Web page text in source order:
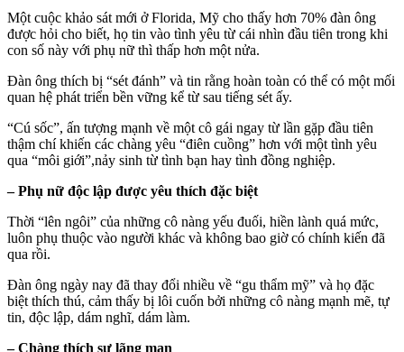
Một cuộc khảo sát mới ở Florida, Mỹ cho thấy hơn 70% đàn ông
được hỏi cho biết, họ tin vào tình yêu từ cái nhìn đầu tiên trong khi
con số này với phụ nữ thì thấp hơn một nửa.
Đàn ông thích bị “sét đánh” và tin rằng hoàn toàn có thể có một mối
quan hệ phát triển bền vững kể từ sau tiếng sét ấy.
“Cú sốc”, ấn tượng mạnh về một cô gái ngay từ lần gặp đầu tiên
thậm chí khiến các chàng yêu “điên cuồng” hơn với một tình yêu
qua “môi giới”,nảy sinh từ tình bạn hay tình đồng nghiệp.
– Phụ nữ độc lập được yêu thích đặc biệt
Thời “lên ngôi” của những cô nàng yếu đuối, hiền lành quá mức,
luôn phụ thuộc vào người khác và không bao giờ có chính kiến đã
qua rồi.
Đàn ông ngày nay đã thay đổi nhiều về “gu thẩm mỹ” và họ đặc
biệt thích thú, cảm thấy bị lôi cuốn bởi những cô nàng mạnh mẽ, tự
tin, độc lập, dám nghĩ, dám làm.
– Chàng thích sự lãng mạn